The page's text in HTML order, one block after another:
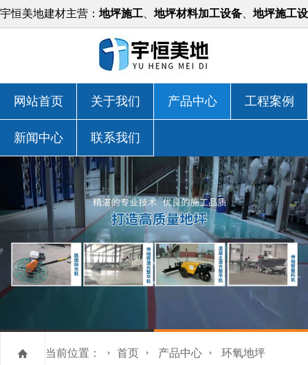
宇恒美地建材主营： 地坪施工 地坪材料加工设备 地坪施工设
备等，价格实惠！
网站首页 关于我们 产品中心 工程案例
新闻中心 联系我们
当前位置： 首页 产品中心 环氧地坪